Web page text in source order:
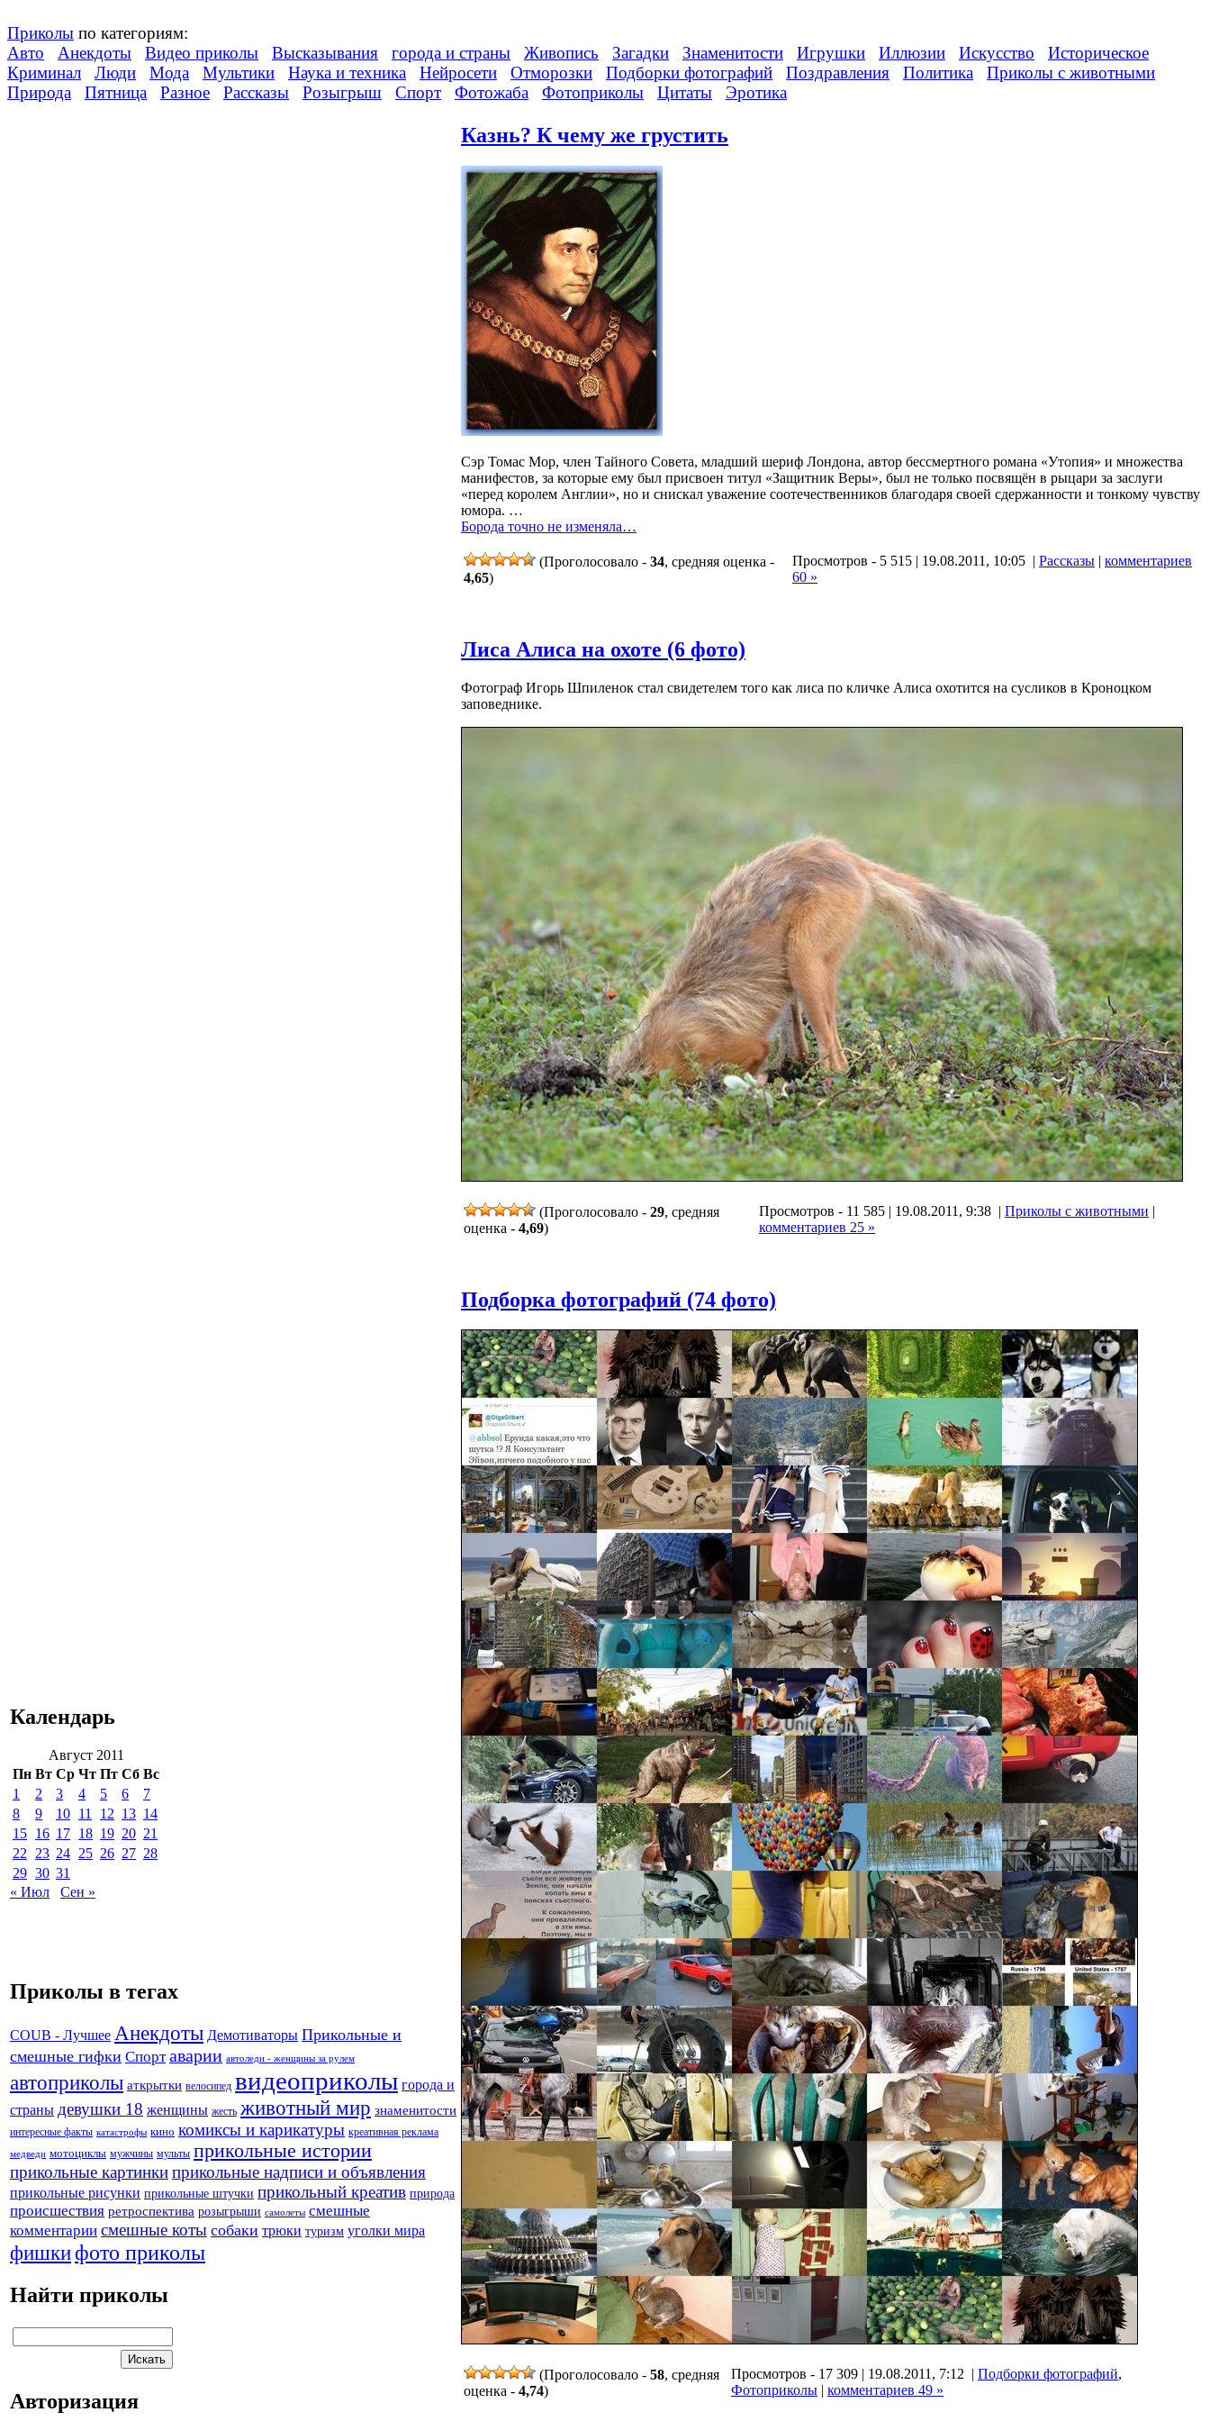
Приколы по категориям:
Авто
Анекдоты Видео приколы Высказывания города и страны Живопись Загадки Знаменитости Игрушки Иллюзии Искусство
Историческое
Криминал
Люди Мода Мультики Наука и техника Нейросети Отморозки Подборки фотографий Поздравления Политика
Приколы с животными
Природа
Пятница Разное Рассказы Розыгрыш Спорт Фотожаба Фотоприколы Цитаты Эротика
Календарь
Август 2011
Пн Вт Ср Чт Пт Сб Вс
1
2 3 4 5 6
7
8
9 10 11 12 13 14
15 16 17 18 19 20 21
22
23 24 25 26 27 28
29 30 31
« Июл
Сен »
Приколы в тегах
COUB - Лучшее Анекдоты Демотиваторы Прикольные и
смешные гифки Спорт аварии автоледи - женщины за рулем
автоприколы аткрытки велосипед видеоприколы города и
страны девушки 18 женщины жесть животный мир знаменитости
интересные факты катастрофы кино комиксы и карикатуры креативная реклама
медведи мотоциклы мужчины мульты прикольные истории
прикольные картинкиприкольные надписи и объявления
прикольные рисунки прикольные штучки прикольный креатив природа
происшествия ретроспектива розыгрыши самолеты смешные
комментарии смешные коты собаки трюки туризм уголки мира
фишкифото приколы
Найти приколы
Авторизация
Казнь? К чему же грустить
Сэр Томас Мор, член Тайного Совета, младший шериф Лондона, автор бессмертного романа «Утопия» и множества
манифестов, за которые ему был присвоен титул «Защитник Веры», был не только посвящён в рыцари за заслуги
«перед королем Англии», но и снискал уважение соотечественников благодаря своей сдержанности и тонкому чувству
юмора. …
Борода точно не изменяла…
(Проголосовало - 34, средняя оценка -
4,65)
Просмотров - 5 515 | 19.08.2011, 10:05 | Рассказы | комментариев
60 »
Лиса Алиса на охоте (6 фото)
Фотограф Игорь Шпиленок стал свидетелем того как лиса по кличке Алиса охотится на сусликов в Кроноцком
заповеднике.
(Проголосовало - 29, средняя
оценка - 4,69)
Просмотров - 11 585 | 19.08.2011, 9:38 | Приколы с животными |
комментариев 25 »
Подборка фотографий (74 фото)
(Проголосовало - 58, средняя
оценка - 4,74)
Просмотров - 17 309 | 19.08.2011, 7:12 | Подборки фотографий,
Фотоприколы | комментариев 49 »